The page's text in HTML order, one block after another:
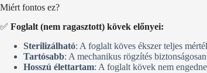
Miért fontos ez?
✅ Foglalt (nem ragasztott) kövek előnyei:
Sterilizálható: A foglalt köves ékszer teljes
Tartósabb: A mechanikus rögzítés
Hosszú élettartam: A foglalt kövek nem